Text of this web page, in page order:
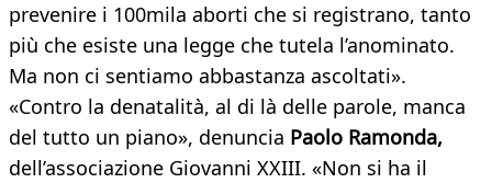
prevenire i 100mila aborti che si registrano, tanto
più che esiste una legge che tutela l’anominato.
Ma non ci sentiamo abbastanza ascoltati».
«Contro la denatalità, al di là delle parole, manca
del tutto un piano», denuncia Paolo Ramonda,
dell’associazione Giovanni XXIII. «Non si ha il